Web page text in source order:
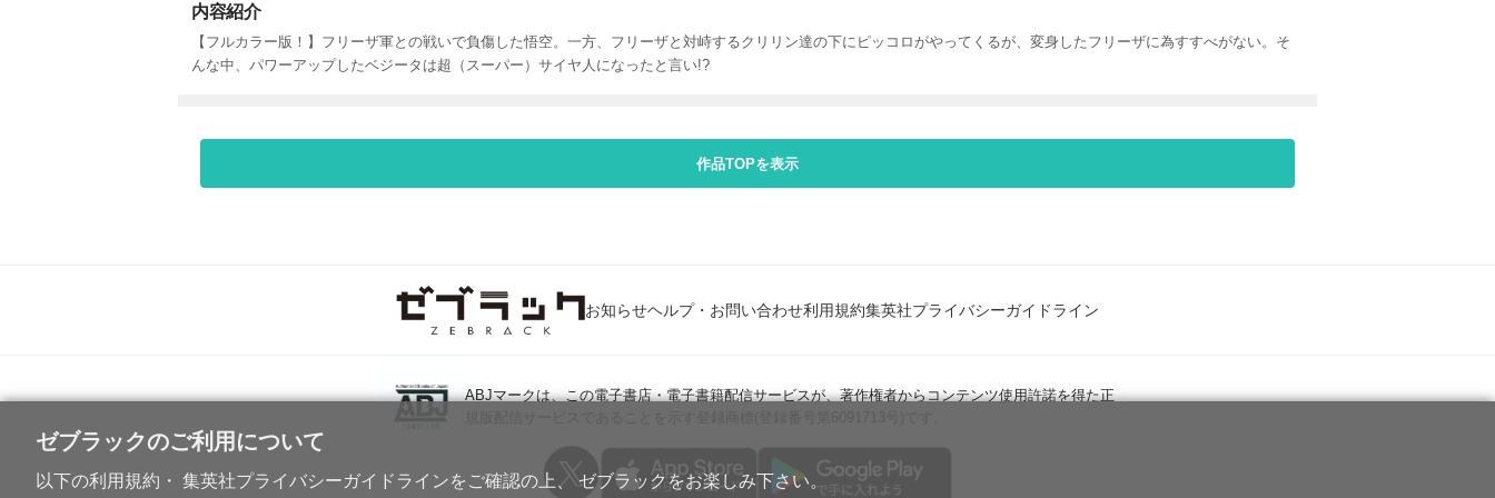
ゼブラックのご利用について
以下の利用規約・ 集英社プライバシーガイドラインをご確認の上、 ゼブラックをお楽しみ下さい。
内容紹介
【フルカラー版！】フリーザ軍との戦いで負傷した悟空。一方、フリーザと対峙するクリリン達の下にピッコロがやってくるが、変身したフリーザに為すすべがない。そ
んな中、パワーアップしたベジータは超（スーパー）サイヤ人になったと言い!?
作品TOPを表示
お知らせヘルプ・お問い合わせ利用規約集英社プライバシーガイドライン
ABJマークは、この電子書店・電子書籍配信サービスが、著作権者からコンテンツ使用許諾を得た正